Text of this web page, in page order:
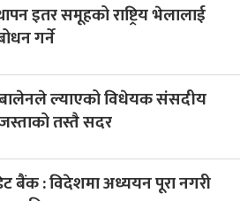
इतर समूहको राष्ट्रिय भेलालाई
गर्ने
बालेनले ल्याएको विधेयक संसदीय
तस्तै सदर
बैंक : विदेशमा अध्ययन पूरा नगरी